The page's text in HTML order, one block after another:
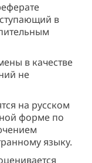
в
в качестве
не
на русском
форме по
языку.